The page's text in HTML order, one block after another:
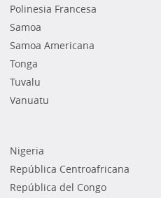
Polinesia Francesa
Samoa
Samoa Americana
Tonga
Tuvalu
Vanuatu
Nigeria
República Centroafricana
República del Congo